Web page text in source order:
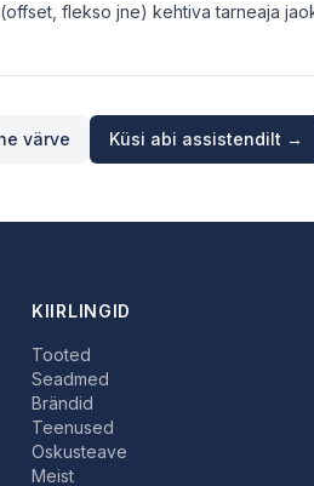
flekso jne) kehtiva tarneaja
värve Küsi abi assistendilt →
KIIRLINGID
Tooted
Seadmed
Brändid
Teenused
Oskusteave
Meist